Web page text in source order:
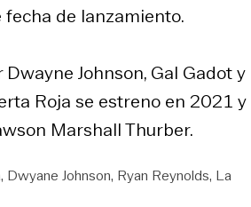
de lanzamiento.
Johnson, Gal Gadot y
Roja se estreno en 2021 y
Marshall Thurber.
Dwyane Johnson Ryan Reynolds La